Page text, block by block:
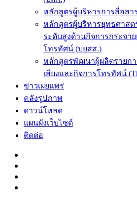
หลักสูตรผู้บริหารการสื่อสา
หลักสูตรผู้บริหารยุทธศาส
ระดับสูงด้านกิจการกระจาย
โทรทัศน์ (บยสส.)
หลักสูตรพัฒนาผู้ผลิตรายก
เสียงและกิจการโทรทัศน์
ข่าวเผยแพร่
คลังรูปภาพ
ดาวน์โหลด
แผนผังเว็บไซต์
ติดต่อ